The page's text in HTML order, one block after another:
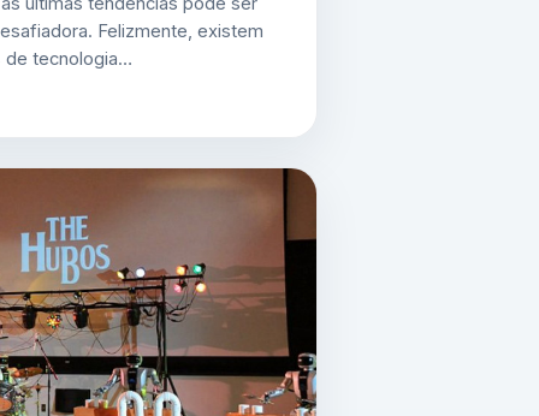
Felizmente, existem
de tecnologia…